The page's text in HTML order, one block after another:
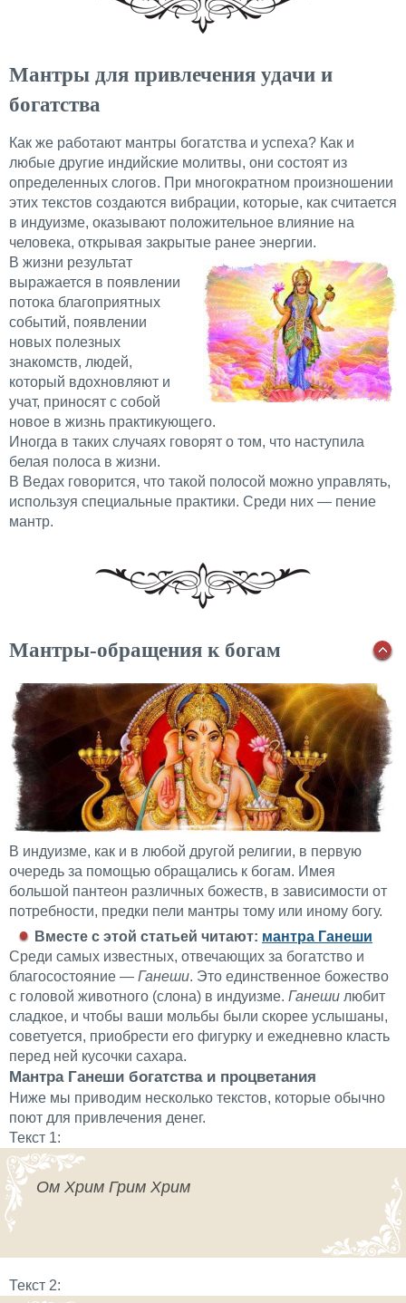
Мантры для привлечения удачи и
богатства
Как же работают мантры богатства и успеха? Как и
любые другие индийские молитвы, они состоят из
определенных слогов. При многократном произношении
этих текстов создаются вибрации, которые, как считается
в индуизме, оказывают положительное влияние на
человека, открывая закрытые ранее энергии.
В жизни результат
выражается в появлении
потока благоприятных
событий, появлении
новых полезных
знакомств, людей,
который вдохновляют и
учат, приносят с собой
новое в жизнь практикующего.
Иногда в таких случаях говорят о том, что наступила
белая полоса в жизни.
В Ведах говорится, что такой полосой можно управлять,
используя специальные практики. Среди них — пение
мантр.
Мантры-обращения к богам
В индуизме, как и в любой другой религии, в первую
очередь за помощью обращались к богам. Имея
большой пантеон различных божеств, в зависимости от
потребности, предки пели мантры тому или иному богу.
Вместе с этой статьей читают: мантра Ганеши
Среди самых известных, отвечающих за богатство и
благосостояние — Ганеши. Это единственное божество
с головой животного (слона) в индуизме. Ганеши любит
сладкое, и чтобы ваши мольбы были скорее услышаны,
советуется, приобрести его фигурку и ежедневно класть
перед ней кусочки сахара.
Мантра Ганеши богатства и процветания
Ниже мы приводим несколько текстов, которые обычно
поют для привлечения денег.
Текст 1:
Ом Хрим Грим Хрим
Текст 2: